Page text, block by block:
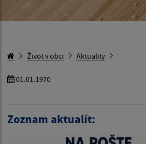
Život v obci Aktuality
01.01.1970
Zoznam aktualít: